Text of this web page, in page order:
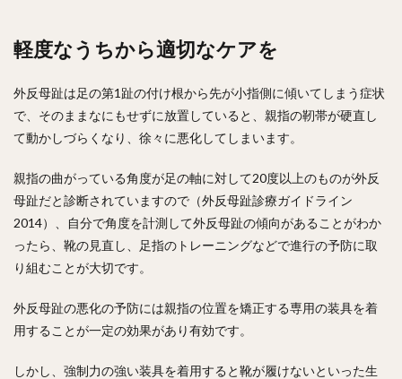
軽度なうちから適切なケアを
外反母趾は足の第1趾の付け根から先が小指側に傾いてしまう症状
で、そのままなにもせずに放置していると、親指の靭帯が硬直し
て動かしづらくなり、徐々に悪化してしまいます。
親指の曲がっている角度が足の軸に対して20度以上のものが外反
母趾だと診断されていますので（外反母趾診療ガイドライン
2014）、自分で角度を計測して外反母趾の傾向があることがわか
ったら、靴の見直し、足指のトレーニングなどで進行の予防に取
り組むことが大切です。
外反母趾の悪化の予防には親指の位置を矯正する専用の装具を着
用することが一定の効果があり有効です。
しかし、強制力の強い装具を着用すると靴が履けないといった生